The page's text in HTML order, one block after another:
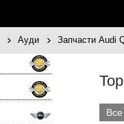
Ауди Запчасти Audi
Все